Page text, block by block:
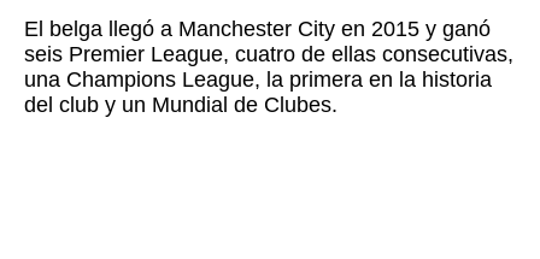
El belga llegó a Manchester City en 2015 y ganó
seis Premier League, cuatro de ellas consecutivas,
una Champions League, la primera en la historia
del club y un Mundial de Clubes.